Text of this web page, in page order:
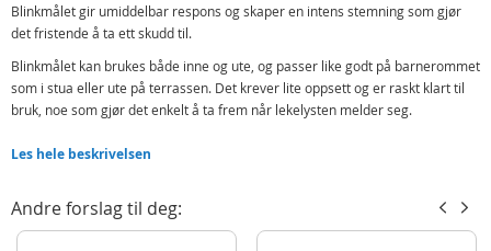
Blinkmålet gir umiddelbar respons og skaper en intens stemning som gjør
det fristende å ta ett skudd til.
Blinkmålet kan brukes både inne og ute, og passer like godt på barnerommet
som i stua eller ute på terrassen. Det krever lite oppsett og er raskt klart til
bruk, noe som gjør det enkelt å ta frem når lekelysten melder seg.
poengsum eller utfordrer andre til en runde. Spillmoduser og poengtelling
Strike N Score fungerer godt sammen med annet NERF-utstyr og gir nye
måter å bruke blastere og piler på. Det gir leken mer retning og variasjon, og
Les hele beskrivelsen
Andre forslag til deg: